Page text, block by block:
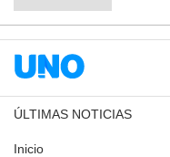
ÚLTIMAS NOTICIAS
Inicio